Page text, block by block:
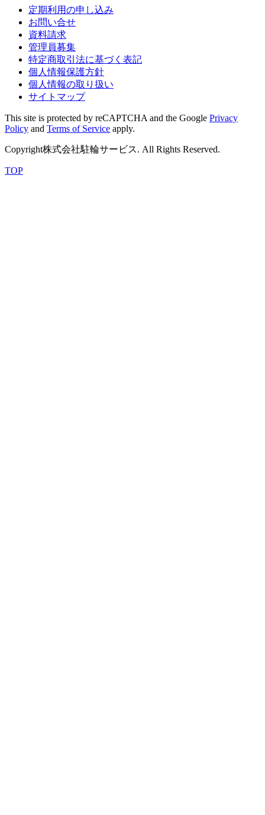
定期利用の申し込み
お問い合せ
資料請求
管理員募集
特定商取引法に基づく表記
個人情報保護方針
個人情報の取り扱い
サイトマップ
This site is protected by reCAPTCHA and the Google Privacy
Policy and Terms of Service apply.
Copyright株式会社駐輪サービス. All Rights Reserved.
TOP